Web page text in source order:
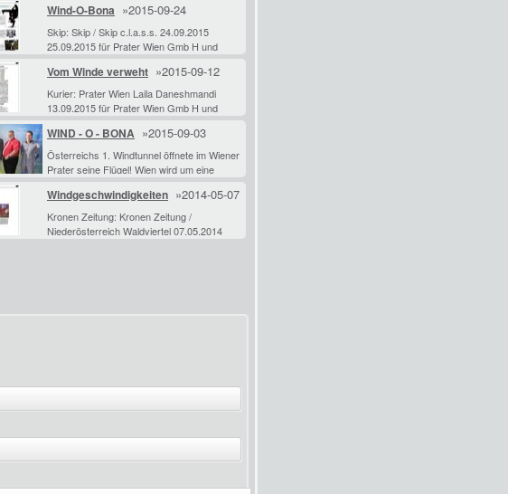
Praterverband zum eigenen Gebrauch nach
§42a Urh G. IMMO SERVICEE
Wind-O-Bona »2015-09-24
Skip: Skip / Skip c.l.a.s.s. 24.09.2015
25.09.2015 für Prater Wien Gmb H und
Gebrauch nach §42a Urh G. c.l.a.s.s. AB
SOFORTTHE UNITY DANCEAuf Hip
Vom Winde verweht »2015-09-12
Kurier: Prater Wien Laila Daneshmandi
13.09.2015 für Prater Wien Gmb H und
Gebrauch nach §42a Urh G. Vom Winde
verweht, Wie ich meine Höhenangst
WIND - O - BONA »2015-09-03
Österreichs 1. Windtunnel öffnete im Wiener
Prater seine Flügel! Wien wird um eine
reicher: WIND·O·BONA Wie
Windgeschwindigkeiten »2014-05-07
Kronen Zeitung: Kronen Zeitung /
Niederösterreich Waldviertel 07.05.2014